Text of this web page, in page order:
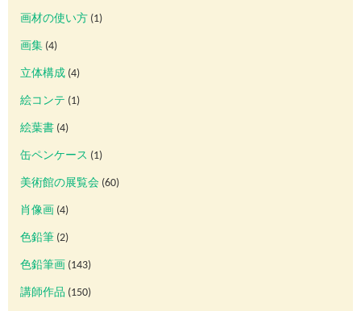
画材の使い方 (1)
画集 (4)
立体構成 (4)
絵コンテ (1)
絵葉書 (4)
缶ペンケース (1)
美術館の展覧会 (60)
肖像画 (4)
色鉛筆 (2)
色鉛筆画 (143)
講師作品 (150)